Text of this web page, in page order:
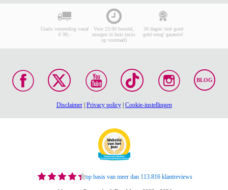
Gratis verzending vanaf
€ 99,-
Voor 23:00 besteld,
morgen in huis (mits
op voorraad)
30 dagen 'niet goed
geld terug' garantie!
BLOG
Disclaimer| Privacy policy| Cookie-instellingen
op basis van meer dan 113.816 klantreviews